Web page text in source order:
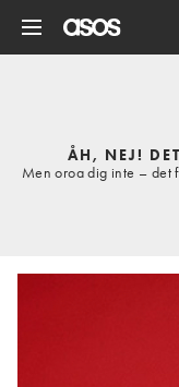
ÅH, NEJ!
Men oroa dig inte – det